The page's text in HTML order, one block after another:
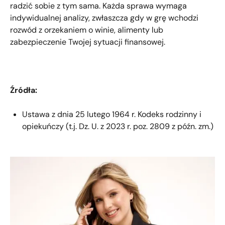
radzić sobie z tym sama. Każda sprawa wymaga
indywidualnej analizy, zwłaszcza gdy w grę wchodzi
rozwód z orzekaniem o winie, alimenty lub
zabezpieczenie Twojej sytuacji finansowej.
Źródła:
Ustawa z dnia 25 lutego 1964 r. Kodeks rodzinny i
opiekuńczy (t.j. Dz. U. z 2023 r. poz. 2809 z późn. zm.)